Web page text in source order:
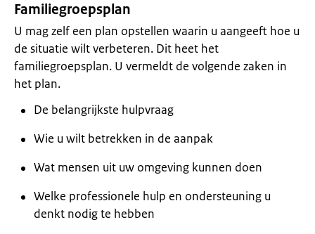
Familiegroepsplan
U mag zelf een plan opstellen waarin u aangeeft hoe u
de situatie wilt verbeteren. Dit heet het
familiegroepsplan. U vermeldt de volgende zaken in
het plan.
De belangrijkste hulpvraag
Wie u wilt betrekken in de aanpak
Wat mensen uit uw omgeving kunnen doen
Welke professionele hulp en ondersteuning u
denkt nodig te hebben